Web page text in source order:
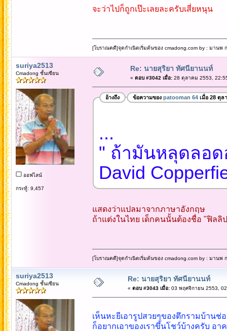
จะว่าไปก็ถูกเป๊ะเลยละครับเสี่ยหนุน
[โบราณคดี]จุดกำเนิดเริ่มต้นของ cmadong.com by : มานพ
suriya2513
Cmadong ชั้นเซียน
ออฟไลน์
กระทู้: 9,457
Re: นายสุริยา ทัศนียานนท์
« ตอบ #3042 เมื่อ:28 ตุลาคม 2553,
อ้างถึง ข้อความของ patooman 64เมื่อ 28 ตุล
...
" ถ้ามันหลุดลอ
David
แสดงว่าแปลมาจากภาษาอังกฤษ
ถ้าแต่งในไทย เด็กคนนั้นต้องชื่อ "ฟิลลิ
[โบราณคดี]จุดกำเนิดเริ่มต้นของ cmadong.com by : มานพ
suriya2513
Cmadong ชั้นเซียน
Re: นายสุริยา ทัศนียานนท์
« ตอบ #3043 เมื่อ:03 พฤศจิกายน 2553,
เห็นหะยีเอารูปสวยๆของตึกรามบ้านช่
ก็อยากเอาของเราขึ้นโชว์บ้างครับ อ